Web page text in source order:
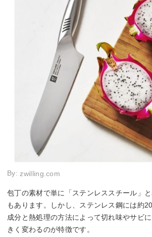
By: zwilling.com
包丁の素材で単に「ステンレススチール」
もあります。しかし、ステンレス鋼には約
成分と熱処理の方法によって切れ味やサビ
きく変わるのが特徴です。